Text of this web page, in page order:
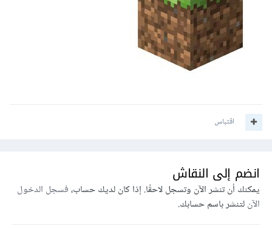
اقتباس
انضم إلى النقاش
يمكنك أن تنشر الآن وتسجل لاحقًا. إذا كان لديك حساب،فسجل الدخول
الآنلتنشر باسم حسابك.